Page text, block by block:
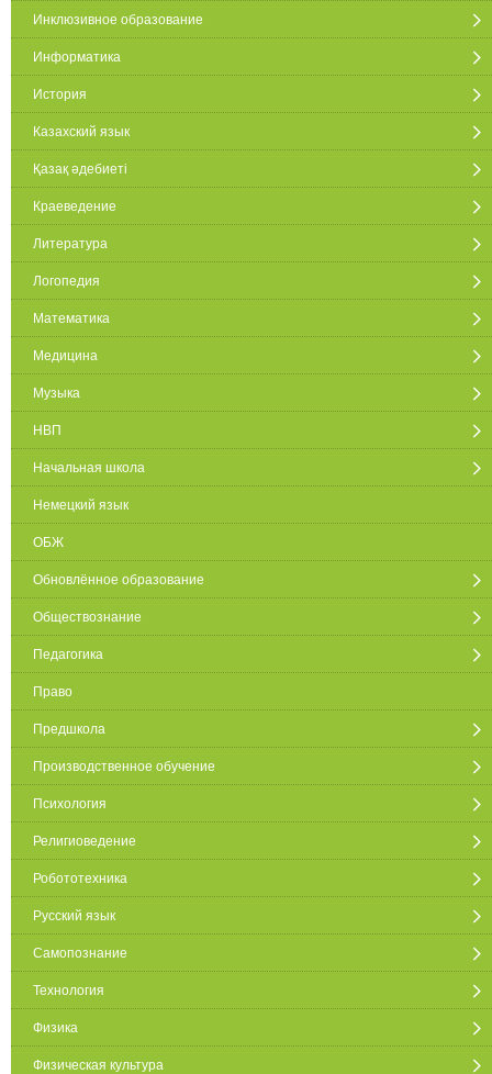
Инклюзивное образование
Информатика
История
Казахский язык
Қазақ әдебиеті
Краеведение
Литература
Логопедия
Математика
Медицина
Музыка
НВП
Начальная школа
Немецкий язык
ОБЖ
Обновлённое образование
Обществознание
Педагогика
Право
Предшкола
Производственное обучение
Психология
Религиоведение
Робототехника
Русский язык
Самопознание
Технология
Физика
Физическая культура